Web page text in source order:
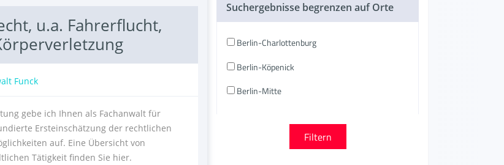
u.a. Fahrerflucht,
Funck
gebe ich Ihnen als Fachanwalt für
Ersteinschätzung der rechtlichen
auf. Eine Übersicht von
Tätigkeit finden Sie hier.
Suchergebnisse begrenzen auf Orte
Berlin-Charlottenburg
Berlin-Köpenick
Berlin-Mitte